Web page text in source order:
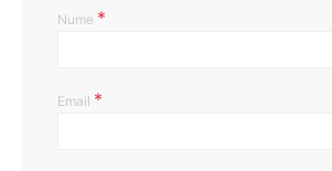
Nume *
Email *